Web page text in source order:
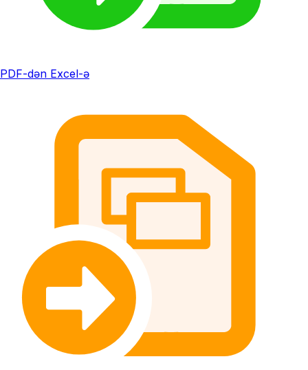
PDF-dən Excel-ə